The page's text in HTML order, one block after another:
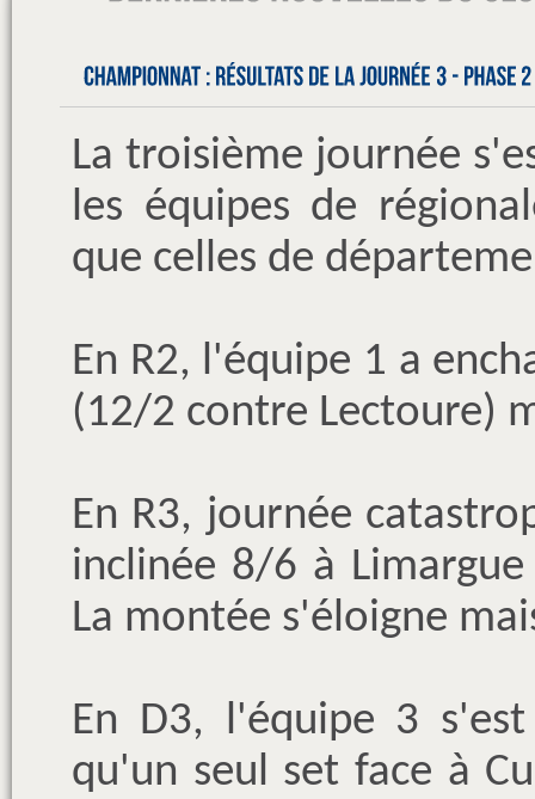
La troisième journée
les équipes de
que celles de
En R2, l'équipe 1 a
(12/2 contre Lectoure)
En R3, journée
inclinée 8/6 à
La montée s'éloigne
En D3, l'équipe 3
qu'un seul set face à